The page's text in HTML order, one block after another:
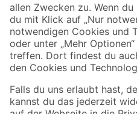
Jetzt die toom-App
Alle Preisangaben in EUR inkl. gesetzl.